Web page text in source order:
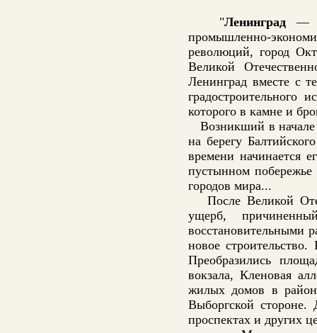
"Ленинград—
промышленно-
революций, город
Великой
Ленинград вместе с
градостроительного
которого в камне и
Возникший в начале
на берегу
времени начинается
пустынном
городов мира...
После Великой
ущерб,
восстановительными
новое
Преобразились
вокзала, Кленовая
жилых домов в
Выборгской стороне.
проспектах и других